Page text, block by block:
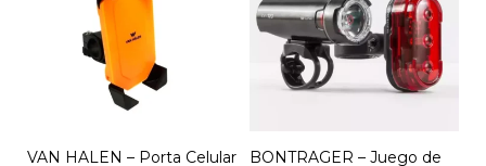
VAN HALEN – Porta Celular BONTRAGER – Juego de